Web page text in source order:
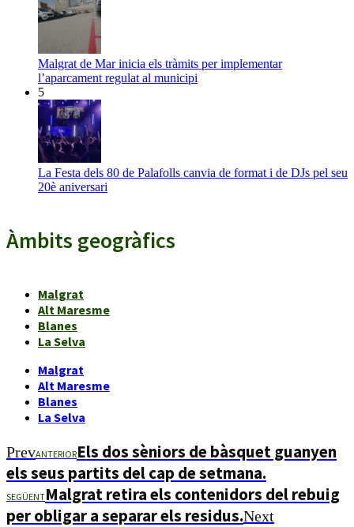
Malgrat de Mar inicia els tràmits per implementar
l’aparcament regulat al municipi
5
La Festa dels 80 de Palafolls canvia de format i de DJs pel seu
20è aniversari
Àmbits geogràfics
Malgrat
Alt Maresme
Blanes
La Selva
Malgrat
Alt Maresme
Blanes
La Selva
PrevANTERIOREls dos sèniors de bàsquet guanyen
els seus partits del cap de setmana.
SEGÜENTMalgrat retira els contenidors del rebuig
per obligar a separar els residus.Next